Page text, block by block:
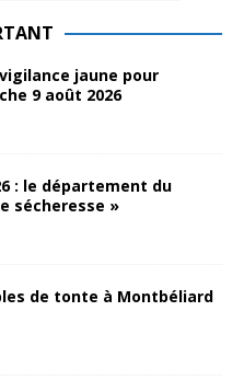
jaune pour
9 août 2026
: le département du
sécheresse »
de tonte à Montbéliard